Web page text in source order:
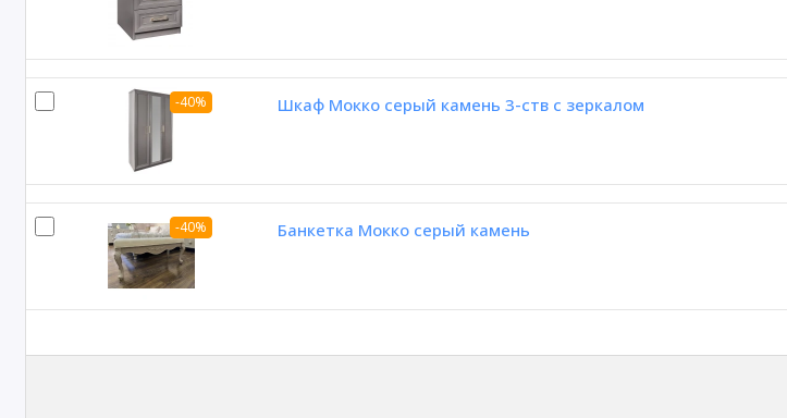
-40% Шкаф Мокко серый камень 3-ств с зеркалом
-40% Банкетка Мокко серый камень